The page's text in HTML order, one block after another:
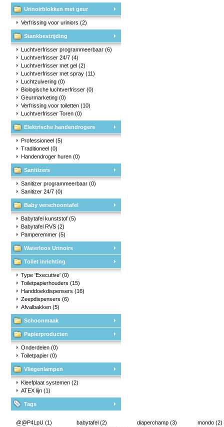
Urinoirblokken met geur
Verfrissing voor uriniors (2)
Stankbestrijding
Luchtverfrisser programmeerbaar (6)
Luchtverfrisser 24/7 (4)
Luchtverfrisser met gel (2)
Luchtverfrisser met spray (11)
Luchtzuivering (0)
Biologische luchtverfrisser (0)
Geurmarketing (0)
Verfrissing voor toiletten (10)
Luchtverfrisser Toren (0)
Elektrische handendrogers
Professioneel (5)
Traditioneel (0)
Handendroger huren (0)
Sanitizers
Sanitizer programmeerbaar (0)
Sanitizer 24/7 (0)
Baby verschoontafel
Babytafel kunststof (5)
Babytafel RVS (2)
Pamperemmer (5)
Waterloos Urinoirs
Toilet inrichting
Type 'Executive' (0)
Toiletpapierhouders (15)
Handdoekdispensers (16)
Zeepdispensers (6)
Afvalbakken (5)
Schoonmaak
Papierproducten
Onderdelen (0)
Toiletpapier (0)
Vliegenlampen
Kleefplaat systemen (2)
ATEX lijn (1)
Tags
@@P4LpU (1)
babytafel (2)
diaperchamp (3)
mondo (2)